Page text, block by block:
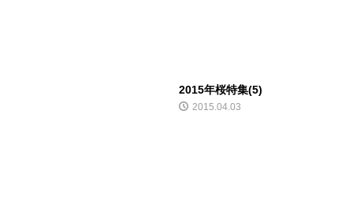
2015年桜特集(5)
2015.04.03